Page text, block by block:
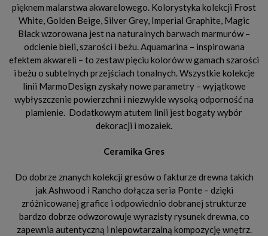
pięknem malarstwa akwarelowego. Kolorystyka kolekcji Frost
White, Golden Beige, Silver Grey, Imperial Graphite, Magic
Black wzorowana jest na naturalnych barwach marmurów –
odcienie bieli, szarości i beżu. Aquamarina – inspirowana
efektem akwareli – to zestaw pięciu kolorów w gamach szarości
i beżu o subtelnych przejściach tonalnych. Wszystkie kolekcje
linii MarmoDesign zyskały nowe parametry – wyjątkowe
wybłyszczenie powierzchni i niezwykle wysoką odporność na
plamienie. Dodatkowym atutem linii jest bogaty wybór
dekoracji i mozaiek.
Ceramika Gres
Do dobrze znanych kolekcji gresów o fakturze drewna takich
jak Ashwood i Rancho dołącza seria Ponte – dzięki
zróżnicowanej grafice i odpowiednio dobranej strukturze
bardzo dobrze odwzorowuje wyrazisty rysunek drewna, co
zapewnia autentyczną i niepowtarzalną kompozycję wnętrz.